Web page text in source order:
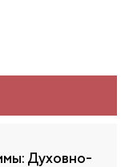
Духовно-